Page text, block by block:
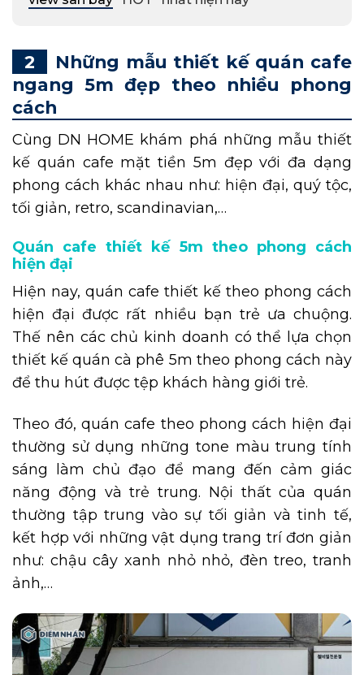
Những mẫu thiết kế quán cafe
ngang 5m đẹp theo nhiều phong
cách
Cùng DN HOME khám phá những mẫu thiết
kế quán cafe mặt tiền 5m đẹp với đa dạng
phong cách khác nhau như: hiện đại, quý tộc,
tối giản, retro, scandinavian,…
Quán cafe thiết kế 5m theo phong cách
hiện đại
Hiện nay, quán cafe thiết kế theo phong cách
hiện đại được rất nhiều bạn trẻ ưa chuộng.
Thế nên các chủ kinh doanh có thể lựa chọn
thiết kế quán cà phê 5m theo phong cách này
để thu hút được tệp khách hàng giới trẻ.
Theo đó, quán cafe theo phong cách hiện đại
thường sử dụng những tone màu trung tính
sáng làm chủ đạo để mang đến cảm giác
năng động và trẻ trung. Nội thất của quán
thường tập trung vào sự tối giản và tinh tế,
kết hợp với những vật dụng trang trí đơn giản
như: chậu cây xanh nhỏ nhỏ, đèn treo, tranh
ảnh,…